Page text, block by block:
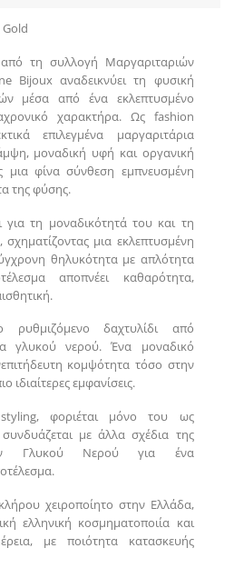
τη συλλογή Μαργαριταριών
Bijoux αναδεικνύει τη φυσική
μέσα από ένα εκλεπτυσμένο
χαρακτήρα. Ως fashion
επιλεγμένα μαργαριτάρια
μοναδική υφή και οργανική
μια φίνα σύνθεση εμπνευσμένη
της φύσης.
για τη μοναδικότητά του και τη
σχηματίζοντας μια εκλεπτυσμένη
θηλυκότητα με απλότητα
αποπνέει καθαρότητα,
ρυθμιζόμενο δαχτυλίδι από
γλυκού νερού. Ένα μοναδικό
κομψότητα τόσο στην
ιδιαίτερες εμφανίσεις.
φοριέται μόνο του ως
με άλλα σχέδια της
Γλυκού Νερού για ένα
χειροποίητο στην Ελλάδα,
ελληνική κοσμηματοποιία και
με ποιότητα κατασκευής